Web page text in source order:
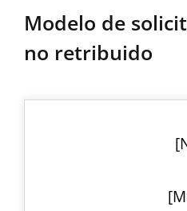
Modelo de
no retribuido